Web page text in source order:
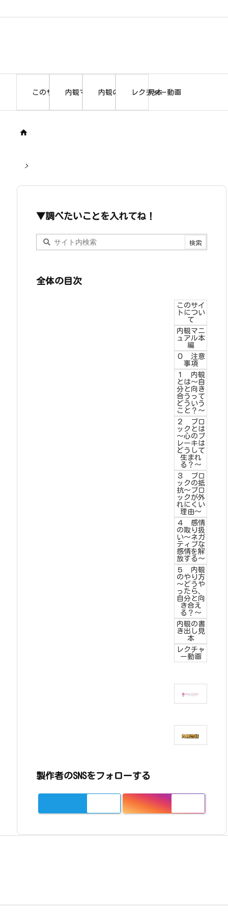
このサイトについて内観マニュアル本編内観の書き出し見本
レクチャー動画

>
▼調べたいことを入れてね！
全体の目次
このサイ
トについ
て
内観マニ
ュアル本
編
０ 注意
事項
１ 内観
とは～自
分と向き
合うって
どういう
こと？～
２ ブロ
ックとは
～心のブ
レーキは
どうして
生まれ
る？～
３ ブロ
ックの抵
抗～ブロ
ックが外
れにくい
理由～
４ 感情
の取り扱
い～ネガ
ティブな
感情を解
放する～
５ 内観
のやり方
～どうや
ったら、
自分と向
き合え
る？～
内観の書
き出し見
本
レクチャ
ー動画
製作者のSNSをフォローする